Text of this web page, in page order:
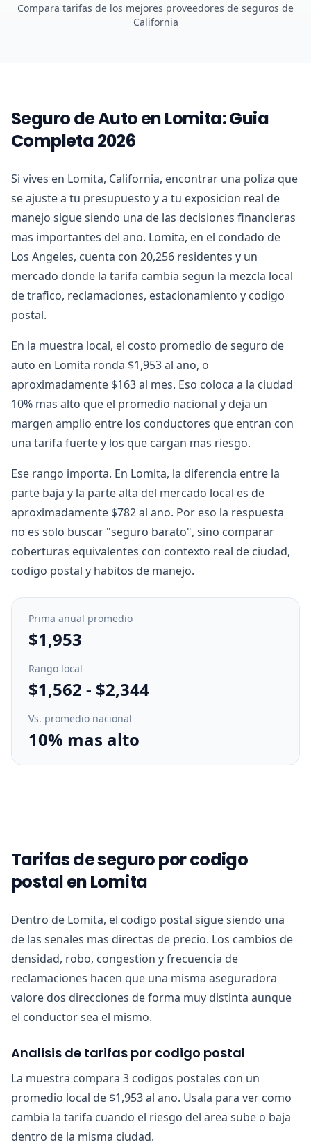
Compara tarifas de los mejores proveedores de seguros de
California
Seguro de Auto en Lomita: Guia
Completa 2026
Si vives en Lomita, California, encontrar una poliza que
se ajuste a tu presupuesto y a tu exposicion real de
manejo sigue siendo una de las decisiones financieras
mas importantes del ano. Lomita, en el condado de
Los Angeles, cuenta con 20,256 residentes y un
mercado donde la tarifa cambia segun la mezcla local
de trafico, reclamaciones, estacionamiento y codigo
postal.
En la muestra local, el costo promedio de seguro de
auto en Lomita ronda $1,953 al ano, o
aproximadamente $163 al mes. Eso coloca a la ciudad
10% mas alto que el promedio nacional y deja un
margen amplio entre los conductores que entran con
una tarifa fuerte y los que cargan mas riesgo.
Ese rango importa. En Lomita, la diferencia entre la
parte baja y la parte alta del mercado local es de
aproximadamente $782 al ano. Por eso la respuesta
no es solo buscar "seguro barato", sino comparar
coberturas equivalentes con contexto real de ciudad,
codigo postal y habitos de manejo.
Prima anual promedio
$1,953
Rango local
$1,562 - $2,344
Vs. promedio nacional
10% mas alto
Tarifas de seguro por codigo
postal en Lomita
Dentro de Lomita, el codigo postal sigue siendo una
de las senales mas directas de precio. Los cambios de
densidad, robo, congestion y frecuencia de
reclamaciones hacen que una misma aseguradora
valore dos direcciones de forma muy distinta aunque
el conductor sea el mismo.
Analisis de tarifas por codigo postal
La muestra compara 3 codigos postales con un
promedio local de $1,953 al ano. Usala para ver como
cambia la tarifa cuando el riesgo del area sube o baja
dentro de la misma ciudad.